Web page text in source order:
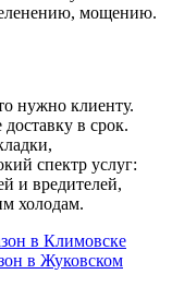
мощению.
нужно клиенту.
в срок.
спектр услуг:
и вредителей,
холодам.
в Климовске
в Жуковском